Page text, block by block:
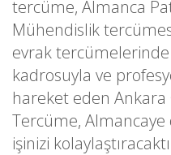
tercüme, Almanca
Mühendislik
evrak
kadrosuyla ve
hareket eden
Tercüme,
işinizi